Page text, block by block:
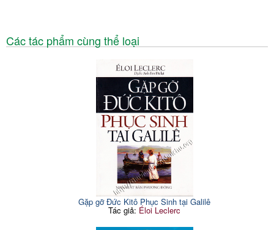
Các tác phẩm cùng thể loại
Gặp gỡ Đức Kitô Phục Sinh tại Galilê
Tác giả: Éloi Leclerc